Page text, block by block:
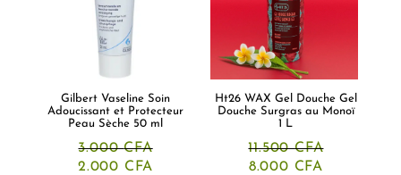
Gilbert Vaseline Soin
Adoucissant et Protecteur
Peau Sèche 50 ml
3.000CFA
Le
2.000 CFA
Ht26 WAX Gel Douche Gel
Douche Surgras au Monoï
1 L
11.500CFA
Le
8.000 CFA